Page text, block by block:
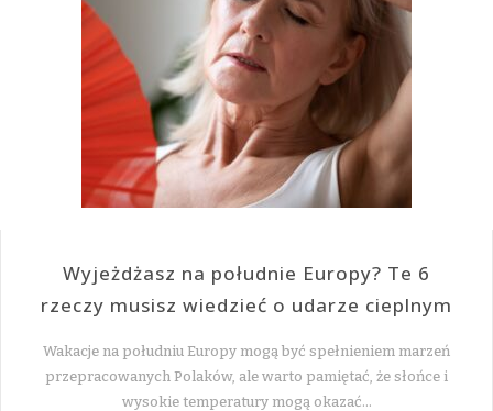
Wyjeżdżasz na południe Europy? Te 6
rzeczy musisz wiedzieć o udarze cieplnym
Wakacje na południu Europy mogą być spełnieniem marzeń
przepracowanych Polaków, ale warto pamiętać, że słońce i
wysokie temperatury mogą okazać…